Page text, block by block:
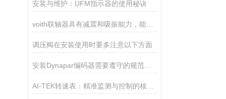
安装与维护：UFM指示器的使用秘诀
voith联轴器具有减震和吸振能力，能够减少机械装置的振动和噪音
调压阀在安装使用时要多注意以下方面
安装Dynapar编码器需要遵守的规范如下
AI-TEK转速表：精准监测与控制的核心工具